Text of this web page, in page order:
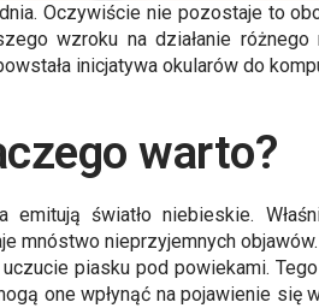
Oczywiście nie pozostaje to
wzroku na działanie
inicjatywa okularów do
warto?
światło niebieskie.
mnóstwo nieprzyjemnych
piasku pod powiekami.
one wpłynąć na pojawienie się